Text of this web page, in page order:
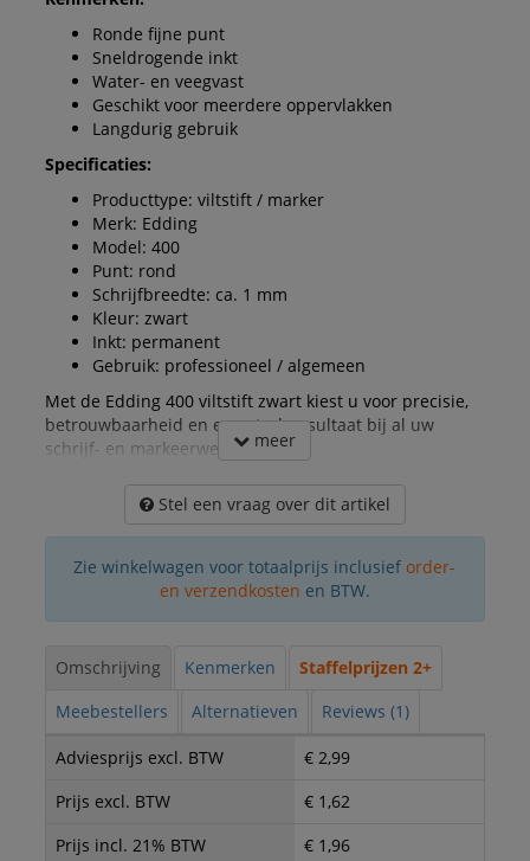
Ronde fijne punt
Sneldrogende inkt
Water- en veegvast
Geschikt voor meerdere oppervlakken
Langdurig gebruik
Specificaties:
Producttype: viltstift / marker
Merk: Edding
Model: 400
Punt: rond
Schrijfbreedte: ca. 1 mm
Kleur: zwart
Inkt: permanent
Gebruik: professioneel / algemeen
Met de Edding 400 viltstift zwart kiest u voor precisie,
betrouwbaarheid en een strak resultaat bij al uw
schrijf- en markeerwerk.
meer
Stel een vraag over dit artikel
Zie winkelwagen voor totaalprijs inclusief order-
en verzendkosten en BTW.
Omschrijving Kenmerken
Staffelprijzen 2+
Meebestellers
Alternatieven Reviews (1)
Adviesprijs excl. BTW
€ 2,99
Prijs excl. BTW
€ 1,62
Prijs incl. 21% BTW
€ 1,96